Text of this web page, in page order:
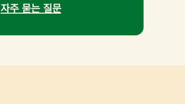
자주 묻는 질문